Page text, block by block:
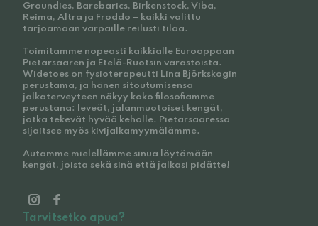
Groundies, Barebarics, Birkenstock, Viba,
Reima, Altra ja Froddo – kaikki valittu
tarjoamaan varpaille reilusti tilaa.
Toimitamme nopeasti kaikkialle Eurooppaan
Pietarsaaren ja Etelä-Ruotsin varastoista.
Widetoes on fysioterapeutti Lina Björkskogin
perustama, ja hänen sitoutumisensa
jalkaterveyteen näkyy koko filosofiamme
perustana: leveät, jalanmuotoiset kengät,
jotka tekevät hyvää keholle. Pietarsaaressa
sijaitsee myös kivijalkamyymälämme.
Autamme mielellämme sinua löytämään
kengät, joista sekä sinä että jalkasi pidätte!
Tarvitsetko apua?